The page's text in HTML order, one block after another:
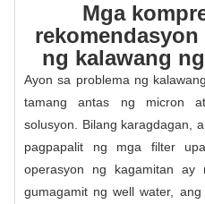
Mga
ng kalawang
Ayon sa problema ng
tamang antas ng micron
solusyon. Bilang karagdagan,
pagpapalit ng mga filter
operasyon ng kagamitan
gumagamit ng well water,